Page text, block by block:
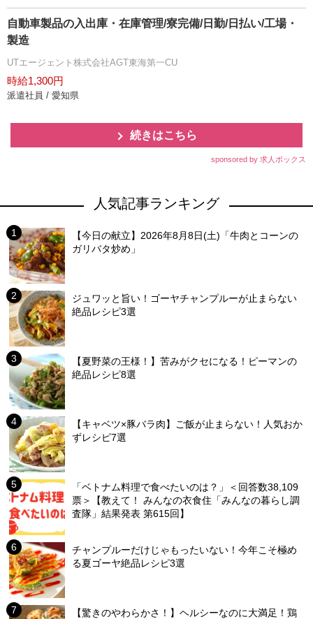
自動車製品の入出庫・在庫管理/寮完備/日勤/日払い/工場・
製造
UTエージェント株式会社AGT東海第一CU
時給1,300円
派遣社員 / 愛知県
続きはこちら
sponsored by 求人ボックス
人気記事ランキング
【今日の献立】2026年8月8日(土)「牛肉とコーンの
ガリバタ炒め」
ジュワッと旨い！ゴーヤチャンプルーが止まらない
絶品レシピ3選
【夏野菜の王様！】苦みがクセになる！ピーマンの
絶品レシピ8選
【キャベツ×豚バラ肉】ご飯が止まらない！人気おか
ずレシピ7選
「ベトナム料理で食べたいのは？」＜回答数38,109
票＞【教えて！ みんなの衣食住「みんなの暮らし調
査隊」結果発表 第615回】
チャンプルーだけじゃもったいない！今年こそ極め
る夏ゴーヤ絶品レシピ3選
【驚きのやわらかさ！】ヘルシーなのに大満足！鶏